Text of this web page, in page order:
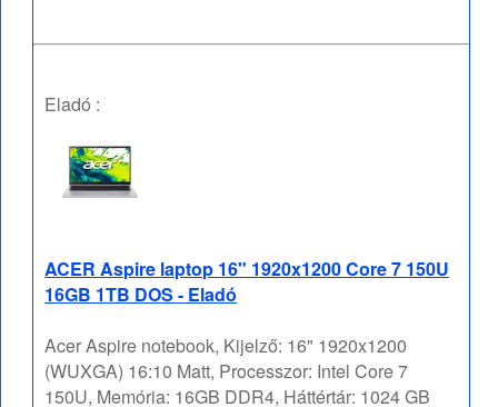
Eladó :
ACER Aspire laptop 16" 1920x1200 Core 7 150U
16GB 1TB DOS - Eladó
Acer Aspire notebook, Kijelző: 16" 1920x1200
(WUXGA) 16:10 Matt, Processzor: Intel Core 7
150U, Memória: 16GB DDR4, Háttértár: 1024 GB